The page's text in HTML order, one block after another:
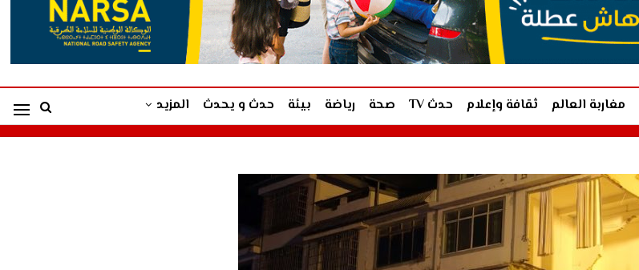
مغاربة العالم ثقافة وإعلام حدث TV صحة رياضة بيئة حدث و يحدث المزيد